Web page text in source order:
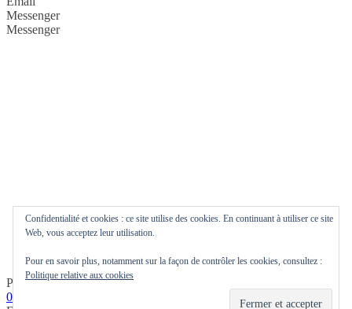
Messenger
Messenger
Phone
0144785361
Confidentialité et cookies : ce site utilise des cookies. En continuant à utiliser ce site
Web, vous acceptez leur utilisation.
Pour en savoir plus, notamment sur la façon de contrôler les cookies, consultez :
Politique relative aux cookies